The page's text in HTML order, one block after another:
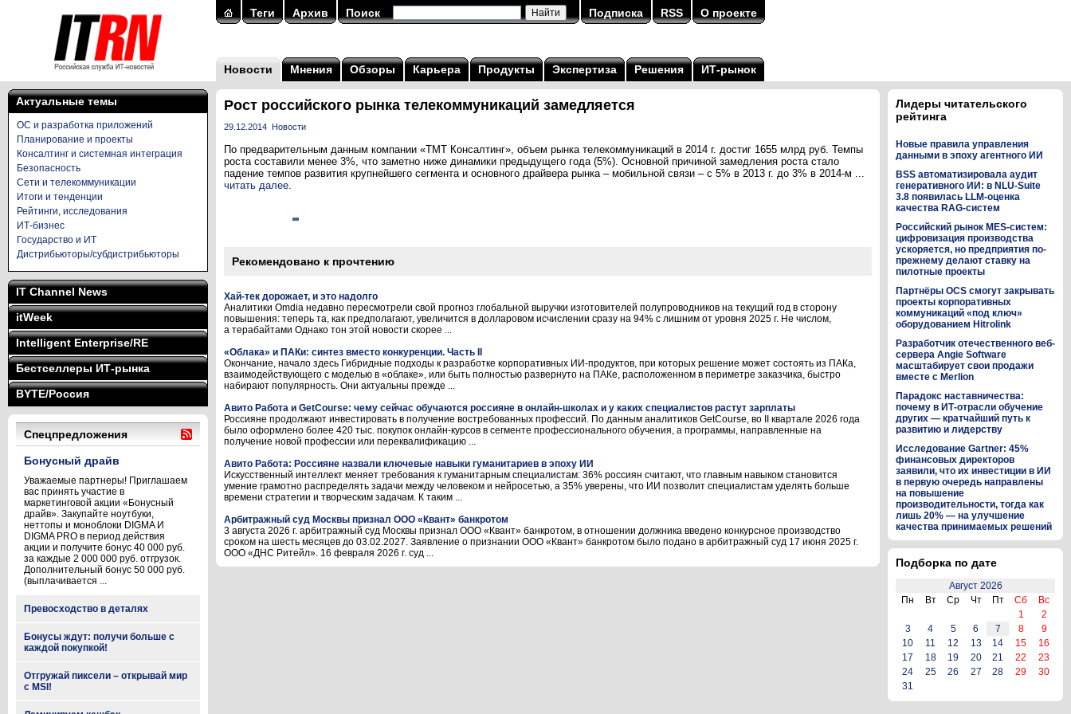
Теги Архив Поиск Подписка RSS О проекте
Новости Мнения Обзоры Карьера Продукты Экспертиза Решения ИТ-рынок
Актуальные темы
ОС и разработка приложений
Планирование и проекты
Консалтинг и системная интеграция
Безопасность
Сети и телекоммуникации
Итоги и тенденции
Рейтинги, исследования
ИТ-бизнес
Государство и ИТ
Дистрибьюторы/субдистрибьюторы
IT Channel News
itWeek
Intelligent Enterprise/RE
Бестселлеры ИТ-рынка
BYTE/Россия
Спецпредложения
Бонусный драйв
Уважаемые партнеры! Приглашаем
вас принять участие в
маркетинговой акции «Бонусный
драйв». Закупайте ноутбуки,
неттопы и моноблоки DIGMA И
DIGMA PRO в период действия
акции и получите бонус 40 000 руб.
за каждые 2 000 000 руб. отгрузок.
Дополнительный бонус 50 000 руб.
(выплачивается ...
Превосходство в деталях
Бонусы ждут: получи больше с
каждой покупкой!
Отгружай пиксели – открывай мир
с MSI!
Рост российского рынка телекоммуникаций замедляется
29.12.2014 Новости
По предварительным данным компании «ТМТ Консалтинг», объем рынка телекоммуникаций в 2014 г. достиг 1655 млрд руб. Темпы
роста составили менее 3%, что заметно ниже динамики предыдущего года (5%). Основной причиной замедления роста стало
падение темпов развития крупнейшего сегмента и основного драйвера рынка – мобильной связи – с 5% в 2013 г. до 3% в 2014-м ...
читать далее.
Рекомендовано к прочтению
Хай-тек дорожает, и это надолго
Аналитики Omdia недавно пересмотрели свой прогноз глобальной выручки изготовителей полупроводников на текущий год в сторону
повышения: теперь та, как предполагают, увеличится в долларовом исчислении сразу на 94% с лишним от уровня 2025 г. Не числом,
а терабайтами Однако тон этой новости скорее ...
«Облака» и ПАКи: синтез вместо конкуренции. Часть II
Окончание, начало здесь Гибридные подходы к разработке корпоративных ИИ-продуктов, при которых решение может состоять из ПАКа,
взаимодействующего с моделью в «облаке», или быть полностью развернуто на ПАКе, расположенном в периметре заказчика, быстро
набирают популярность. Они актуальны прежде ...
Авито Работа и GetCourse: чему сейчас обучаются россияне в онлайн-школах и у каких специалистов растут зарплаты
Россияне продолжают инвестировать в получение востребованных профессий. По данным аналитиков GetCourse, во II квартале 2026 года
было оформлено более 420 тыс. покупок онлайн-курсов в сегменте профессионального обучения, а программы, направленные на
получение новой профессии или переквалификацию ...
Авито Работа: Россияне назвали ключевые навыки гуманитариев в эпоху ИИ
Искусственный интеллект меняет требования к гуманитарным специалистам: 36% россиян считают, что главным навыком становится
умение грамотно распределять задачи между человеком и нейросетью, а 35% уверены, что ИИ позволит специалистам уделять больше
времени стратегии и творческим задачам. К таким ...
Арбитражный суд Москвы признал ООО «Квант» банкротом
3 августа 2026 г. арбитражный суд Москвы признал ООО «Квант» банкротом, в отношении должника введено конкурсное производство
сроком на шесть месяцев до 03.02.2027. Заявление о признании ООО «Квант» банкротом было подано в арбитражный суд 17 июня 2025 г.
ООО «ДНС Ритейл». 16 февраля 2026 г. суд ...
Лидеры читательского
рейтинга
Новые правила управления
данными в эпоху агентного ИИ
BSS автоматизировала аудит
генеративного ИИ: в NLU-Suite
3.8 появилась LLM-оценка
качества RAG-систем
Российский рынок MES-систем:
цифровизация производства
ускоряется, но предприятия по-
прежнему делают ставку на
пилотные проекты
Партнёры OCS смогут закрывать
проекты корпоративных
коммуникаций «под ключ»
оборудованием Hitrolink
Разработчик отечественного веб-
сервера Angie Software
масштабирует свои продажи
вместе с Merlion
Парадокс наставничества:
почему в ИТ-отрасли обучение
других — кратчайший путь к
развитию и лидерству
Исследование Gartner: 45%
финансовых директоров
заявили, что их инвестиции в ИИ
в первую очередь направлены
на повышение
производительности, тогда как
лишь 20% — на улучшение
качества принимаемых решений
Подборка по дате
Август 2026
Пн
Вт Ср Чт Пт Сб
Вс
1
2
3
4 5 6 7 8
9
10
11 12 13 14 15
16
17
18 19 20 21 22
23
24
25 26 27 28 29
30
31